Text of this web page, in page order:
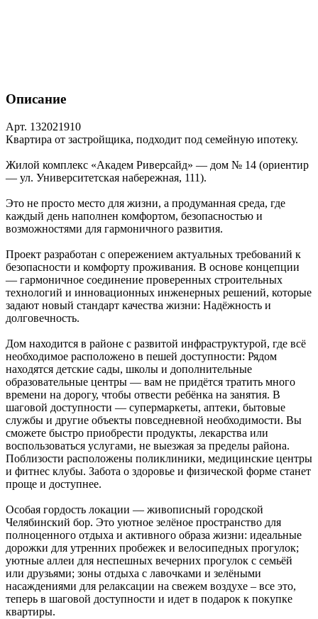
Описание
Арт. 132021910
Квартира от застройщика, подходит под семейную ипотеку.
Жилой комплекс «Академ Риверсайд» — дом № 14 (ориентир
— ул. Университетская набережная, 111).
Это не просто место для жизни, а продуманная среда, где
каждый день наполнен комфортом, безопасностью и
возможностями для гармоничного развития.
Проект разработан с опережением актуальных требований к
безопасности и комфорту проживания. В основе концепции
— гармоничное соединение проверенных строительных
технологий и инновационных инженерных решений, которые
задают новый стандарт качества жизни: Надёжность и
долговечность.
Дом находится в районе с развитой инфраструктурой, где всё
необходимое расположено в пешей доступности: Рядом
находятся детские сады, школы и дополнительные
образовательные центры — вам не придётся тратить много
времени на дорогу, чтобы отвести ребёнка на занятия. В
шаговой доступности — супермаркеты, аптеки, бытовые
службы и другие объекты повседневной необходимости. Вы
сможете быстро приобрести продукты, лекарства или
воспользоваться услугами, не выезжая за пределы района.
Поблизости расположены поликлиники, медицинские центры
и фитнес клубы. Забота о здоровье и физической форме станет
проще и доступнее.
Особая гордость локации — живописный городской
Челябинский бор. Это уютное зелёное пространство для
полноценного отдыха и активного образа жизни: идеальные
дорожки для утренних пробежек и велосипедных прогулок;
уютные аллеи для неспешных вечерних прогулок с семьёй
или друзьями; зоны отдыха с лавочками и зелёными
насаждениями для релаксации на свежем воздухе – все это,
теперь в шаговой доступности и идет в подарок к покупке
квартиры.